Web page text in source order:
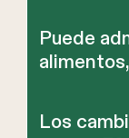
Puede
Los